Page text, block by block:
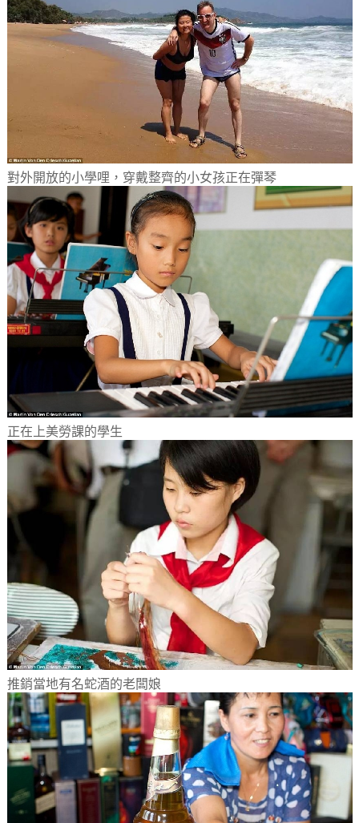
對外開放的小學哩，穿戴整齊的小女孩正在彈琴
正在上美勞課的學生
推銷當地有名蛇酒的老闆娘